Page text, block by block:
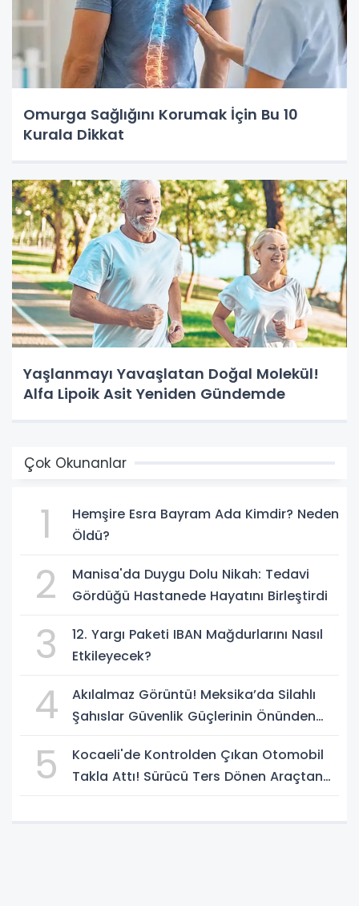
Omurga Sağlığını Korumak İçin Bu 10
Kurala Dikkat
Yaşlanmayı Yavaşlatan Doğal Molekül!
Alfa Lipoik Asit Yeniden Gündemde
Çok Okunanlar
1
Hemşire Esra Bayram Ada Kimdir? Neden
Öldü?
2
Manisa'da Duygu Dolu Nikah: Tedavi
Gördüğü Hastanede Hayatını Birleştirdi
3
12. Yargı Paketi IBAN Mağdurlarını Nasıl
Etkileyecek?
4
Akılalmaz Görüntü! Meksika’da Silahlı
Şahıslar Güvenlik Güçlerinin Önünden
5
Kocaeli'de Kontrolden Çıkan Otomobil
Takla Attı! Sürücü Ters Dönen Araçtan